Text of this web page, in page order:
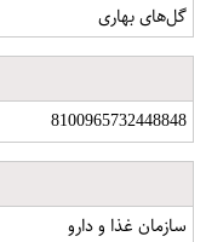
گل‌های بهاری
8100965732448848
سازمان غذا و دارو